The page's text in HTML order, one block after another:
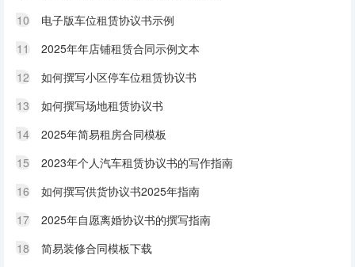
10
电子版车位租赁协议书示例
11
2025年年店铺租赁合同示例文本
12
如何撰写小区停车位租赁协议书
13
如何撰写场地租赁协议书
14
2025年简易租房合同模板
15
2023年个人汽车租赁协议书的写作指南
16
如何撰写供货协议书2025年指南
17
2025年自愿离婚协议书的撰写指南
18
简易装修合同模板下载